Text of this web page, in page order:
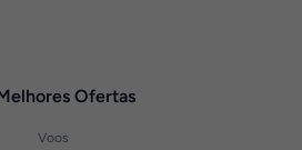
Ofertas
Voos